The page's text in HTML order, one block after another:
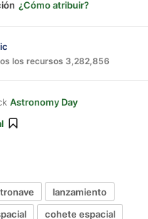
¿Cómo atribuir?
los recursos 3,282,856
Astronomy Day
lanzamiento
cohete espacial